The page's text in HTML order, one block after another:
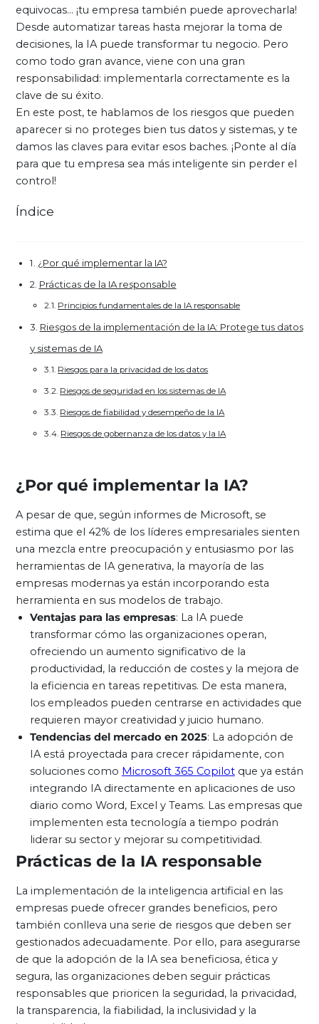
equivocas… ¡tu empresa también puede aprovecharla!
Desde automatizar tareas hasta mejorar la toma de
decisiones, la IA puede transformar tu negocio. Pero
como todo gran avance, viene con una gran
responsabilidad: implementarla correctamente es la
clave de su éxito.
En este post, te hablamos de los riesgos que pueden
aparecer si no proteges bien tus datos y sistemas, y te
damos las claves para evitar esos baches. ¡Ponte al día
para que tu empresa sea más inteligente sin perder el
control!
Índice
¿Por qué implementar la IA?
Prácticas de la IA responsable
Principios fundamentales de la IA responsable
Riesgos de la implementación de la IA: Protege tus datos
y sistemas de IA
Riesgos para la privacidad de los datos
Riesgos de seguridad en los sistemas de IA
Riesgos de fiabilidad y desempeño de la IA
Riesgos de gobernanza de los datos y la IA
¿Por qué implementar la IA?
A pesar de que, según informes de Microsoft, se
estima que el 42% de los líderes empresariales sienten
una mezcla entre preocupación y entusiasmo por las
herramientas de IA generativa, la mayoría de las
empresas modernas ya están incorporando esta
herramienta en sus modelos de trabajo.
Ventajas para las empresas: La IA puede
transformar cómo las organizaciones operan,
ofreciendo un aumento significativo de la
productividad, la reducción de costes y la mejora de
la eficiencia en tareas repetitivas. De esta manera,
los empleados pueden centrarse en actividades que
requieren mayor creatividad y juicio humano.
Tendencias del mercado en 2025: La adopción de
IA está proyectada para crecer rápidamente, con
soluciones como Microsoft 365 Copilotque ya están
integrando IA directamente en aplicaciones de uso
diario como Word, Excel y Teams. Las empresas que
implementen esta tecnología a tiempo podrán
liderar su sector y mejorar su competitividad.
Prácticas de la IA responsable
La implementación de la inteligencia artificial en las
empresas puede ofrecer grandes beneficios, pero
también conlleva una serie de riesgos que deben ser
gestionados adecuadamente. Por ello, para asegurarse
de que la adopción de la IA sea beneficiosa, ética y
segura, las organizaciones deben seguir prácticas
responsables que prioricen la seguridad, la privacidad,
la transparencia, la fiabilidad, la inclusividad y la